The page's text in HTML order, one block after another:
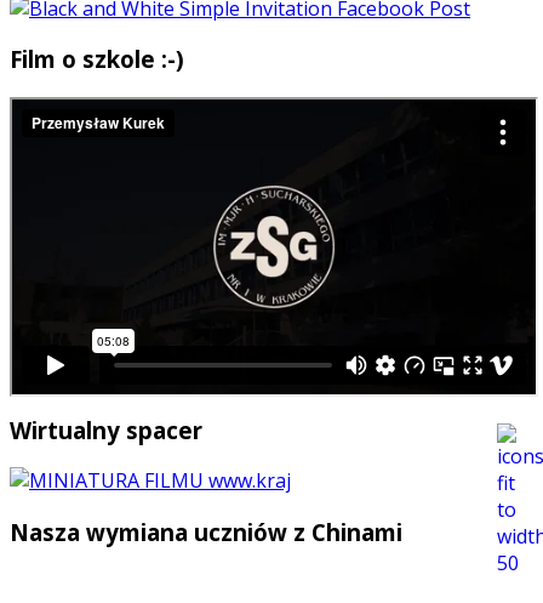
Film o szkole :-)
Wirtualny spacer
Nasza wymiana uczniów z Chinami